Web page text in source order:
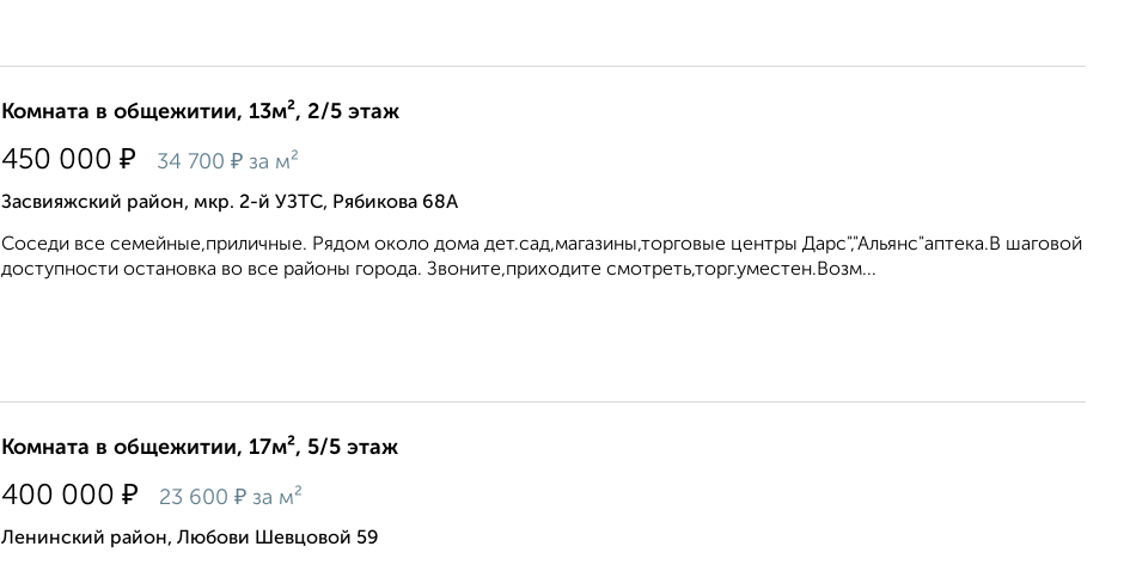
Комната в общежитии, 13м², 2/5 этаж
450 000 ₽ 34 700 ₽ за м²
Засвияжский район, мкр. 2-й УЗТС, Рябикова 68А
Соседи все семейные,приличные. Рядом около дома дет.сад,магазины,торговые центры Дарс","Альянс"аптека.В шаговой
доступности остановка во все районы города. Звоните,приходите смотреть,торг.уместен.Возм...
Комната в общежитии, 17м², 5/5 этаж
400 000 ₽ 23 600 ₽ за м²
Ленинский район, Любови Шевцовой 59